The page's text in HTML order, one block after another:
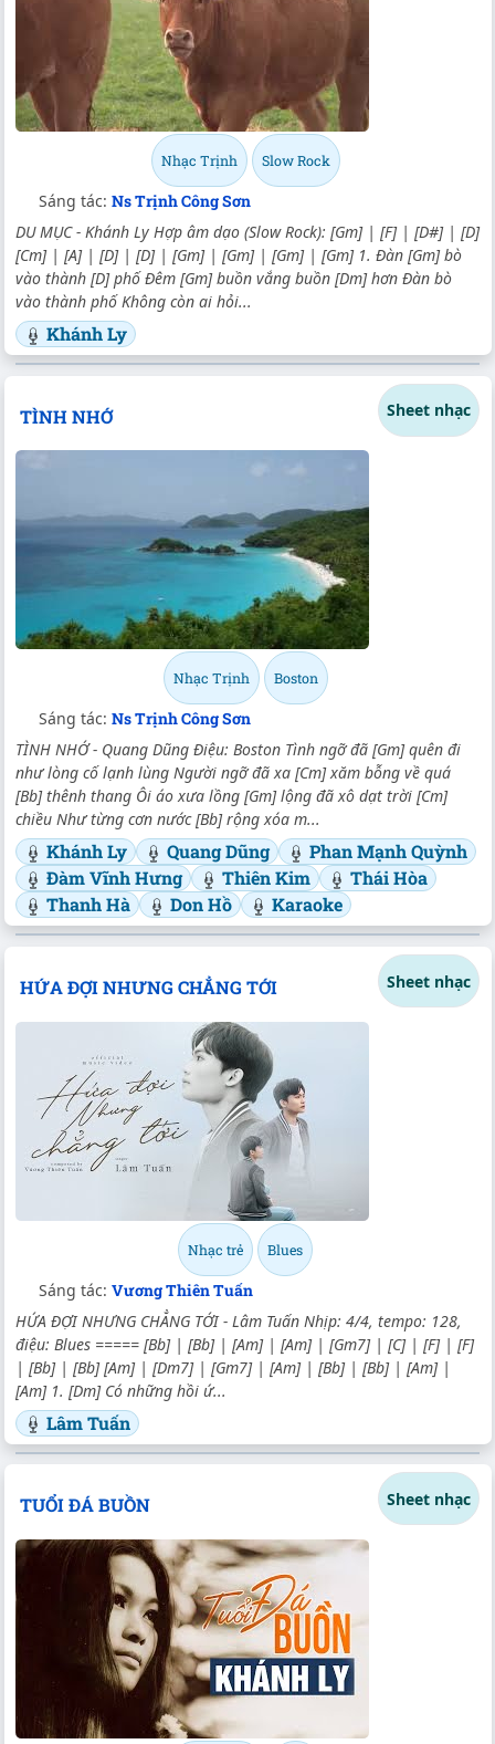
Nhạc Trịnh Slow Rock
Sáng tác: Ns Trịnh Công Sơn
DU MỤC - Khánh Ly Hợp âm dạo (Slow Rock): [Gm] | [F] | [D#] | [D]
[Cm] | [A] | [D] | [D] | [Gm] | [Gm] | [Gm] | [Gm] 1. Đàn [Gm] bò
vào thành [D] phố Đêm [Gm] buồn vắng buồn [Dm] hơn Đàn bò
vào thành phố Không còn ai hỏi...
Khánh Ly
TÌNH NHỚ Sheet nhạc
Nhạc Trịnh Boston
Sáng tác: Ns Trịnh Công Sơn
TÌNH NHỚ - Quang Dũng Điệu: Boston Tình ngỡ đã [Gm] quên đi
như lòng cố lạnh lùng Người ngỡ đã xa [Cm] xăm bỗng về quá
[Bb] thênh thang Ôi áo xưa lồng [Gm] lộng đã xô dạt trời [Cm]
chiều Như từng cơn nước [Bb] rộng xóa m...
Khánh Ly Quang Dũng
Phan Mạnh Quỳnh
Đàm Vĩnh Hưng
Thiên Kim
Thái Hòa
Thanh Hà
Don Hồ Karaoke
HỨA ĐỢI NHƯNG CHẲNG TỚI Sheet nhạc
Nhạc trẻ Blues
Sáng tác: Vương Thiên Tuấn
HỨA ĐỢI NHƯNG CHẲNG TỚI - Lâm Tuấn Nhịp: 4/4, tempo: 128,
điệu: Blues ===== [Bb] | [Bb] | [Am] | [Am] | [Gm7] | [C] | [F] | [F]
| [Bb] | [Bb] [Am] | [Dm7] | [Gm7] | [Am] | [Bb] | [Bb] | [Am] |
[Am] 1. [Dm] Có những hồi ứ...
Lâm Tuấn
TUỔI ĐÁ BUỒN Sheet nhạc